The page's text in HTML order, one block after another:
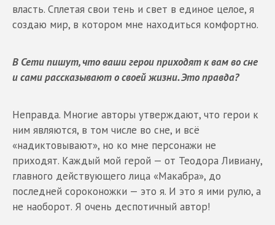
власть. Сплетая свои тень и свет в единое целое, я
создаю мир, в котором мне находиться комфортно.
В Сети пишут, что ваши герои приходят к вам во сне
и сами рассказывают о своей жизни. Это правда?
Неправда. Многие авторы утверждают, что герои к
ним являются, в том числе во сне, и всё
«надиктовывают», но ко мне персонажи не
приходят. Каждый мой герой — от Теодора Ливиану,
главного действующего лица «Макабра», до
последней сороконожки — это я. И это я ими рулю, а
не наоборот. Я очень деспотичный автор!